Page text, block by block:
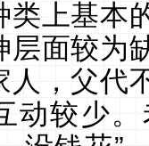
类上基本
层面较为
人，父代
动较少